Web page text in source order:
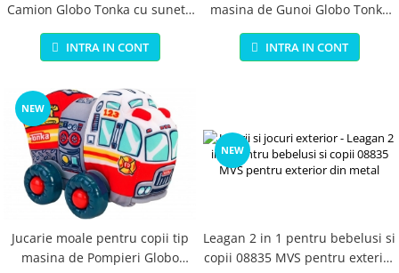
Camion Globo Tonka cu sunete
cu roti si accesorii din plastic
Albastra
INTRA IN CONT
masina de Gunoi Globo Tonka
cu sunete cu roti si accesorii
din plastic Verde
INTRA IN CONT
NEW
Jucarie moale pentru copii tip
masina de Pompieri Globo
NEW
Leagan 2 in 1 pentru bebelusi si
copii 08835 MVS pentru exterior